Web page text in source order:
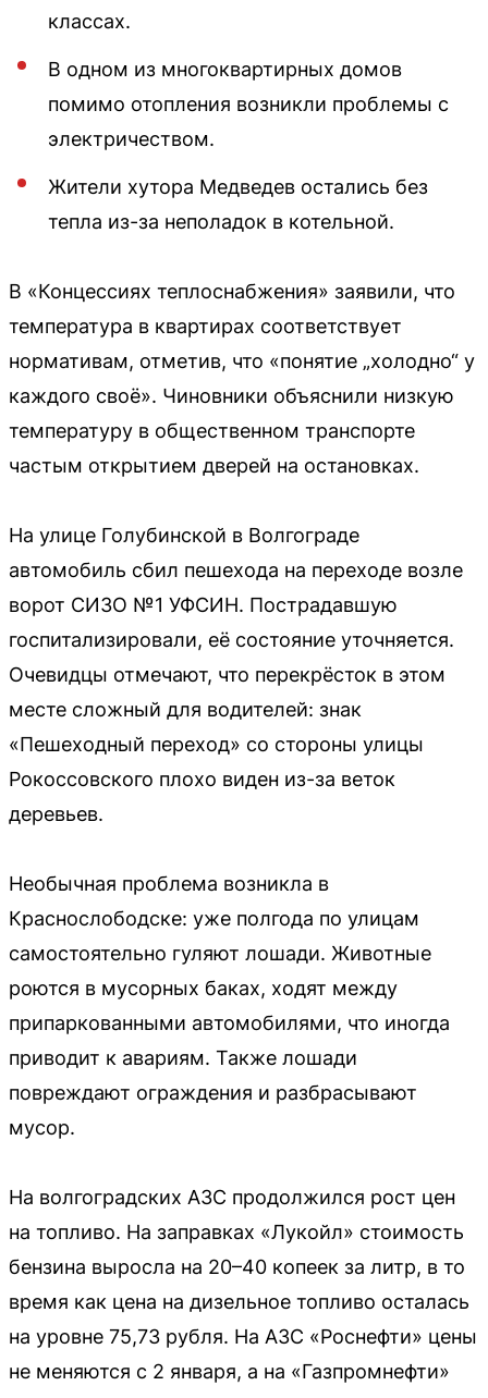
классах.
В одном из многоквартирных домов
помимо отопления возникли проблемы с
электричеством.
Жители хутора Медведев остались без
тепла из-за неполадок в котельной.
В «Концессиях теплоснабжения» заявили, что
температура в квартирах соответствует
нормативам, отметив, что «понятие „холодно“ у
каждого своё». Чиновники объяснили низкую
температуру в общественном транспорте
частым открытием дверей на остановках.
На улице Голубинской в Волгограде
автомобиль сбил пешехода на переходе возле
ворот СИЗО №1 УФСИН. Пострадавшую
госпитализировали, её состояние уточняется.
Очевидцы отмечают, что перекрёсток в этом
месте сложный для водителей: знак
«Пешеходный переход» со стороны улицы
Рокоссовского плохо виден из-за веток
деревьев.
Необычная проблема возникла в
Краснослободске: уже полгода по улицам
самостоятельно гуляют лошади. Животные
роются в мусорных баках, ходят между
припаркованными автомобилями, что иногда
приводит к авариям. Также лошади
повреждают ограждения и разбрасывают
мусор.
На волгоградских АЗС продолжился рост цен
на топливо. На заправках «Лукойл» стоимость
бензина выросла на 20–40 копеек за литр, в то
время как цена на дизельное топливо осталась
на уровне 75,73 рубля. На АЗС «Роснефти» цены
не меняются с 2 января, а на «Газпромнефти»